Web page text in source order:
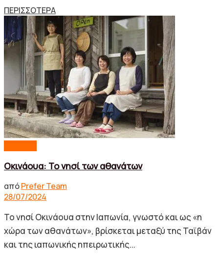
ΠΕΡΙΣΣΟΤΕΡΑDetails
Οκινάουα: Το νησί των αθανάτων
απόPrefer Team
28/07/2024
Το νησί Οκινάουα στην Ιαπωνία, γνωστό και ως «η
χώρα των αθανάτων», βρίσκεται μεταξύ της Ταϊβάν
και της ιαπωνικής ηπειρωτικής...